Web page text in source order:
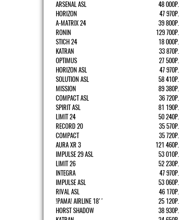
ARSENAL ASL
48 000Р.
HORIZON
47 970Р.
A-MATRIX 24
39 800Р.
RONIN
129 700Р.
STICH 24
18 000Р.
KATRAN
33 870Р.
OPTIMUS
27 500Р.
HORIZON ASL
47 970Р.
SOLUTION ASL
58 410Р.
MISSION
89 380Р.
COMPACT ASL
36 720Р.
SPIRIT ASL
81 190Р.
LIMIT 24
50 240Р.
RECORD 20
35 570Р.
COMPACT
35 720Р.
AURA XR 3
121 460Р.
IMPULSE 29 ASL
53 010Р.
LIMIT 26
52 230Р.
INTEGRA
47 970Р.
IMPULSE ASL
53 060Р.
RIVAL ASL
46 170Р.
!РАМА! AIRLINE 18''
25 120Р.
HORST SHADOW
38 930Р.